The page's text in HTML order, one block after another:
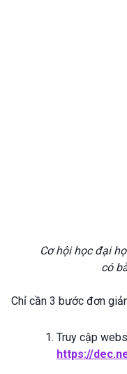
Cơ hội học đại
có
Chỉ cần 3 bước đơn
Truy cập
https://